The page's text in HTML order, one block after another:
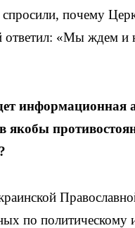
почему
«Мы ждем и
информационная
по политическому